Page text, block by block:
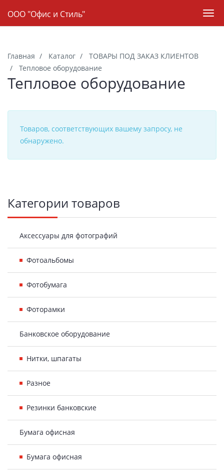
Навигация
ООО "Офис и Стиль"
Главная Каталог
ТОВАРЫ ПОД ЗАКАЗ КЛИЕНТОВ
Тепловое оборудование
Тепловое оборудование
Товаров, соответствующих вашему запросу, не
обнаружено.
Боковая
панель
Категории товаров
Аксессуары для фотографий
Фотоальбомы
Фотобумага
Фоторамки
Банковское оборудование
Нитки, шпагаты
Разное
Резинки банковские
Бумага офисная
Бумага офисная